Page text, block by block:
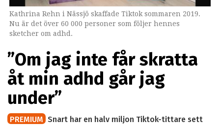
Kathrina Rehn i Nässjö skaffade Tiktok sommaren 2019.
Nu är det över 60 000 personer som följer hennes
sketcher om adhd.
”Om jag inte får skratta
åt min adhd går jag
under”
PREMIUM Snart har en halv miljon Tiktok-tittare sett